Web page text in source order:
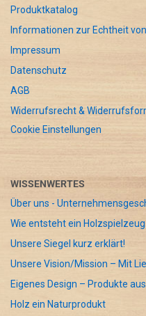
Produktkatalog
Informationen zur Echtheit
Impressum
Datenschutz
AGB
Widerrufsrecht &
Cookie Einstellungen
WISSENWERTES
Über uns -
Wie entsteht ein
Unsere Siegel kurz erklärt!
Unsere Vision/Mission – Mit
Eigenes Design – Produkte
Holz ein Naturprodukt